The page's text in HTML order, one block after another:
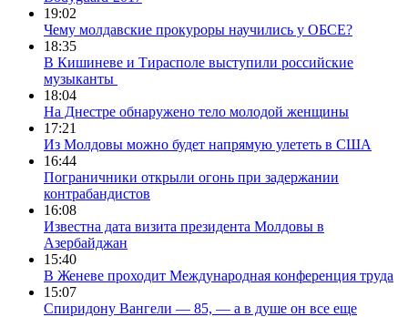
19:02
Чему молдавские прокуроры научились у ОБСЕ?
18:35
В Кишиневе и Тирасполе выступили российские
музыканты
18:04
На Днестре обнаружено тело молодой женщины
17:21
Из Молдовы можно будет напрямую улететь в США
16:44
Пограничники открыли огонь при задержании
контрабандистов
16:08
Известна дата визита президента Молдовы в
Азербайджан
15:40
В Женеве проходит Международная конференция труда
15:07
Спиридону Вангели — 85, — а в душе он все еще